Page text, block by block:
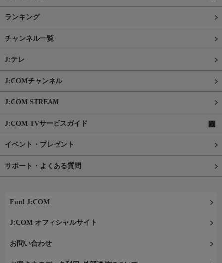
ランキング
チャンネル一覧
J:テレ
J:COMチャンネル
J:COM STREAM
J:COM TVサービスガイド
イベント・プレゼント
サポート・よくある質問
Fun! J:COM
J:COM オフィシャルサイト
お問い合わせ